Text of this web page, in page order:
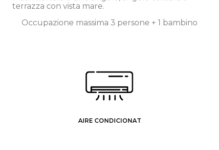
terrazza con vista mare.
Occupazione massima 3 persone + 1 bambino
AIRE CONDICIONAT